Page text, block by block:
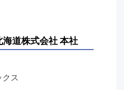
道株式会社 本社
クス